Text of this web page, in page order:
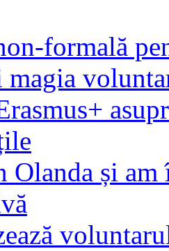
formală
magia
și am